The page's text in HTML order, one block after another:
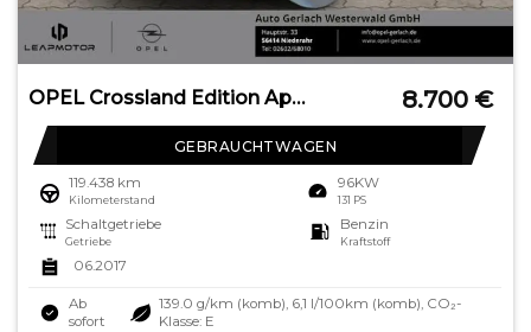
OPEL Crossland Edition Apple CarPlay Android Auto Amb 8.700 €
GEBRAUCHTWAGEN
119.438 km
Kilometerstand
96KW
131 PS
Schaltgetriebe
Getriebe
Benzin
Kraftstoff
06.2017
Ab
sofort
139.0 g/km (komb), 6,1 l/100km (komb), CO₂-
Klasse: E